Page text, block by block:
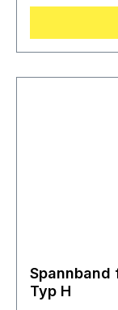
aufblasbar,
Spannband
Typ H